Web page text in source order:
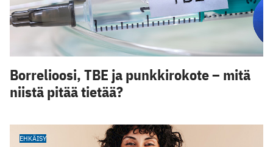
Borrelioosi, TBE ja punkkirokote – mitä
niistä pitää tietää?
EHKÄISY